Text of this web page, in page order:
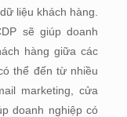
liệu khách hàng.
sẽ giúp doanh
hàng giữa các
thể đến từ nhiều
marketing, cửa
doanh nghiệp có